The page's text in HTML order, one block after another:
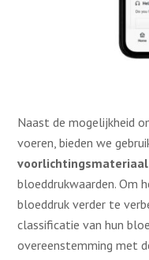
Naast de mogelijkheid
voeren, bieden we
voorlichtingsmateriaal
bloeddrukwaarden. Om
bloeddruk verder te
classificatie van hun
overeenstemming met